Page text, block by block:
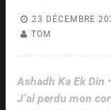
23 DÉCEMBRE
TOM
Ashadh Ka Ek Din
J’ai perdu mon